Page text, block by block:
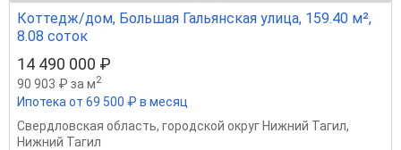
Коттедж/дом, Большая Гальянская улица, 159.40 м²,
8.08 соток
14 490 000 ₽
90 903 ₽ за м2
Ипотека от 69 500 ₽ в месяц
Свердловская область, городской округ Нижний Тагил,
Нижний Тагил